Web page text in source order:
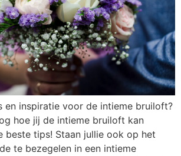
en inspiratie voor de intieme bruiloft?
hoe jij de intieme bruiloft kan
beste tips! Staan jullie ook op het
te bezegelen in een intieme